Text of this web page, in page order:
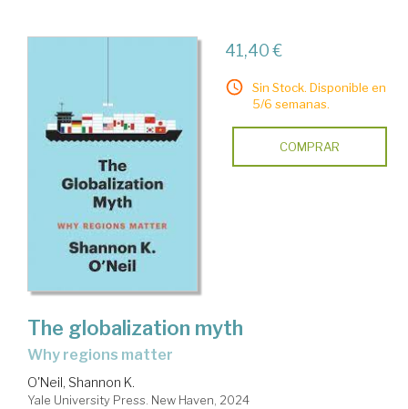
41,40 €
Sin Stock. Disponible en
5/6 semanas.
COMPRAR
The globalization myth
why regions matter
O'Neil, Shannon K.
Yale University Press. New Haven, 2024